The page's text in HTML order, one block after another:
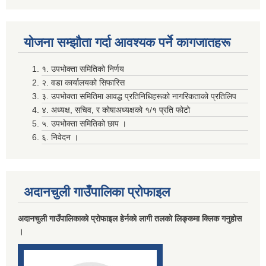
योजना सम्झाैता गर्दा आवश्यक पर्ने कागजातहरू
१. उपभोक्ता समितिको निर्णय
२. वडा कार्यालयको सिफारिस
३. उपभोक्ता समितिमा आवद्ध प्रतिनिधिहरूको नागरिकताको प्रतिलिप
४. अध्यक्ष, सचिव, र कोषाअध्यक्षको १/१ प्रति फोटो
५. उपभोक्ता समितिको छाप ।
६. निवेदन ।
अदानचुली गाउँपालिका प्राेफाइल
अदानचुली गाउँपालिकाकाे प्राेफाइल हेर्नकाे लागी तलकाे लिङ्कमा क्लिक गनुहाेस
।